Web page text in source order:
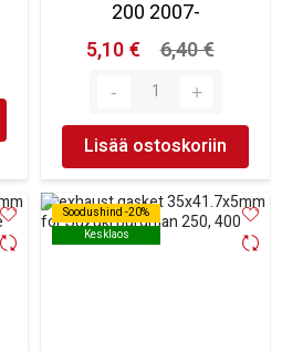
200 2007-
5,10 €
6,40 €
Lisää ostoskoriin
Soodushind -20%
Kesklaos
Soodushind -20%
Kesklaos